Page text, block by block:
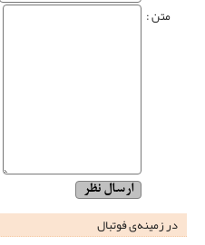
متن :
در زمینه‌ی فوتبال